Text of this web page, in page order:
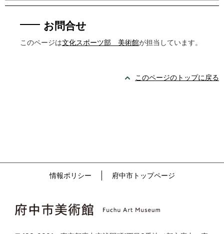
お問合せ
このページは文化スポーツ部 美術館が担当しています。
このページのトップに戻る
情報ポリシー 府中市トップページ